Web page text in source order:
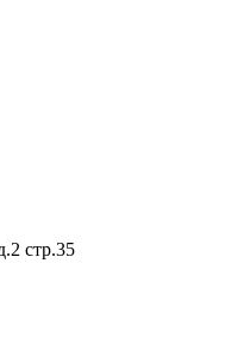
стр.35